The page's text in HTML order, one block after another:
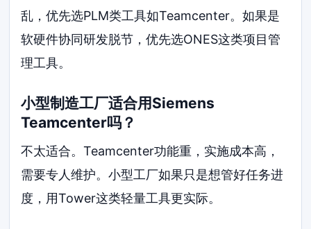
乱，优先选PLM类工具如Teamcenter。如果是
软硬件协同研发脱节，优先选ONES这类项目管
理工具。
小型制造工厂适合用Siemens
Teamcenter吗？
不太适合。Teamcenter功能重，实施成本高，
需要专人维护。小型工厂如果只是想管好任务进
度，用Tower这类轻量工具更实际。